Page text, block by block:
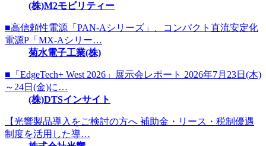
(株)M2モビリティー
■高信頼性電源「PAN-Aシリーズ」、コンパクト直流安定化
電源P「MX-Aシリー…
菊水電子工業(株)
■「EdgeTech+ West 2026」展示会レポート 2026年7月23日(木)
～24日(金)に…
(株)DTSインサイト
【光響製品導入をご検討の方へ 補助金・リース・税制優遇
制度を活用した導…